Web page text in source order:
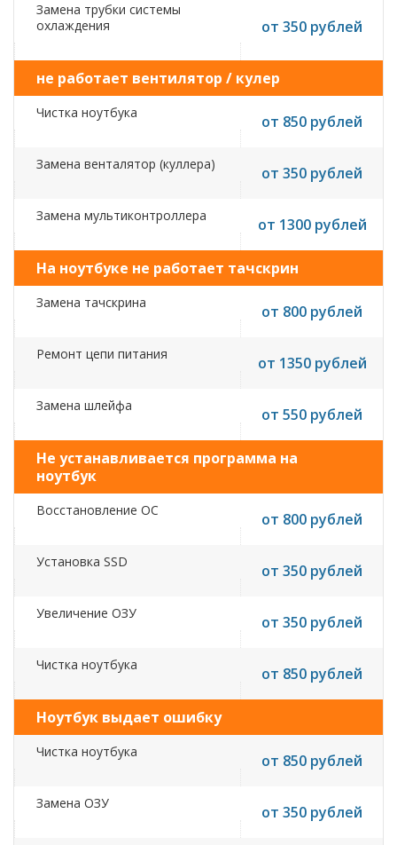
Замена трубки системы
охлаждения
от 350 рублей
не работает вентилятор / кулер
Чистка ноутбука от 850 рублей
Замена венталятор (куллера) от 350 рублей
Замена мультиконтроллера от 1300 рублей
На ноутбуке не работает тачскрин
Замена тачскрина от 800 рублей
Ремонт цепи питания от 1350 рублей
Замена шлейфа от 550 рублей
Не устанавливается программа на
ноутбук
Восстановление ОС от 800 рублей
Установка SSD от 350 рублей
Увеличение ОЗУ от 350 рублей
Чистка ноутбука от 850 рублей
Ноутбук выдает ошибку
Чистка ноутбука от 850 рублей
Замена ОЗУ от 350 рублей